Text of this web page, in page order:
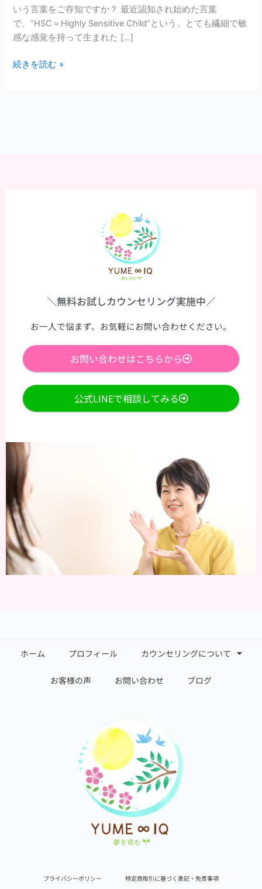
いう言葉をご存知ですか？ 最近認知され始めた言葉
で、”HSC＝Highly Sensitive Child”という、とても繊細で敏
感な感覚を持って生まれた […]
続きを読む »
＼無料お試しカウンセリング実施中／
お一人で悩まず、お気軽にお問い合わせください。
お問い合わせはこちらから
公式LINEで相談してみる
ホーム プロフィール カウンセリングについて
お客様の声 お問い合わせ ブログ
プライバシーポリシー 特定商取引に基づく表記・免責事項